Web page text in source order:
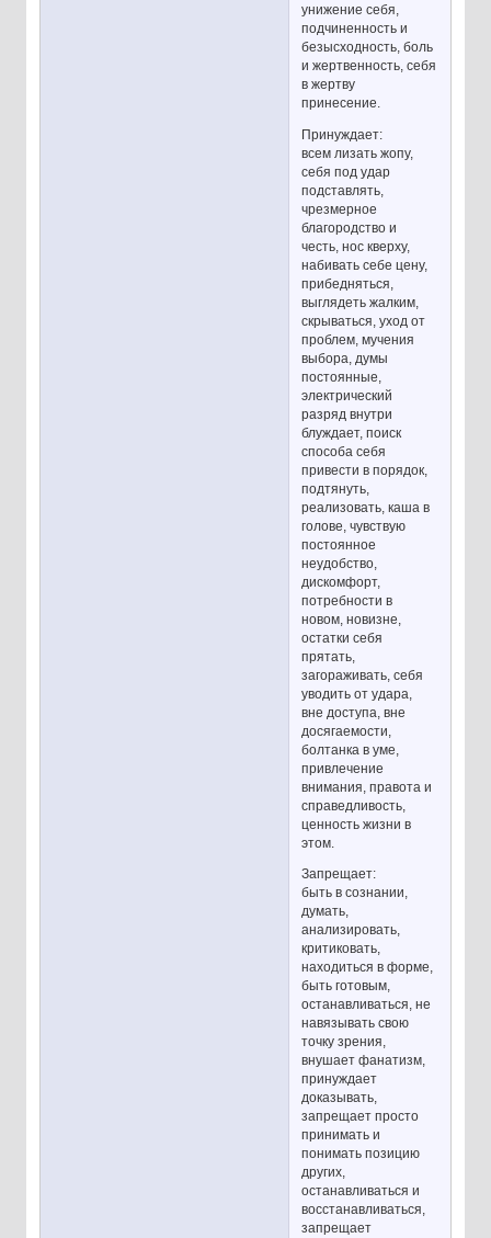
унижение себя,
подчиненность и
безысходность, боль
и жертвенность, себя
в жертву
принесение.
Принуждает:
всем лизать жопу,
себя под удар
подставлять,
чрезмерное
благородство и
честь, нос кверху,
набивать себе цену,
прибедняться,
выглядеть жалким,
скрываться, уход от
проблем, мучения
выбора, думы
постоянные,
электрический
разряд внутри
блуждает, поиск
способа себя
привести в порядок,
подтянуть,
реализовать, каша в
голове, чувствую
постоянное
неудобство,
дискомфорт,
потребности в
новом, новизне,
остатки себя
прятать,
загораживать, себя
уводить от удара,
вне доступа, вне
досягаемости,
болтанка в уме,
привлечение
внимания, правота и
справедливость,
ценность жизни в
этом.
Запрещает:
быть в сознании,
думать,
анализировать,
критиковать,
находиться в форме,
быть готовым,
останавливаться, не
навязывать свою
точку зрения,
внушает фанатизм,
принуждает
доказывать,
запрещает просто
принимать и
понимать позицию
других,
останавливаться и
восстанавливаться,
запрещает